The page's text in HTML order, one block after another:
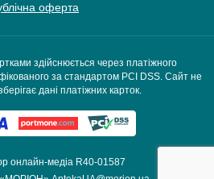
оферта
онлайн-медіа R40-01587
здійснюється через платіжного
за стандартом PCI DSS. Сайт не
дані платіжних карток.